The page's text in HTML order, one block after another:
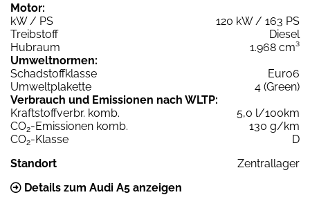
Motor:
kW / PS
120 kW / 163 PS
Treibstoff
Diesel
Hubraum
1.968 cm³
Umweltnormen:
Schadstoffklasse
Euro6
Umweltplakette
4 (Green)
Verbrauch und Emissionen nach WLTP:
Kraftstoffverbr. komb.
5,0 l/100km
CO2-Emissionen komb.
130 g/km
CO2-Klasse
D
Standort
Zentrallager
Details zum Audi A5 anzeigen